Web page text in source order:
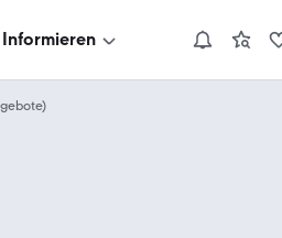
Informieren